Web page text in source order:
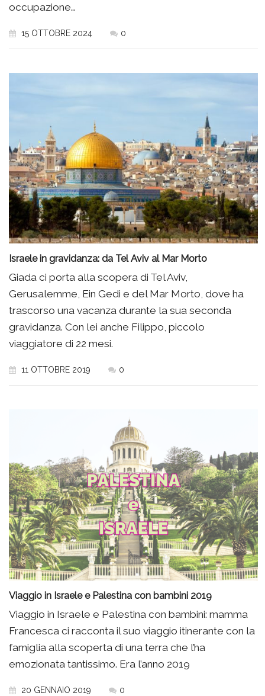
occupazione…
15 OTTOBRE 2024 0
Israele in gravidanza: da Tel Aviv al Mar Morto
Giada ci porta alla scopera di Tel Aviv,
Gerusalemme, Ein Gedi e del Mar Morto, dove ha
trascorso una vacanza durante la sua seconda
gravidanza. Con lei anche Filippo, piccolo
viaggiatore di 22 mesi.
11 OTTOBRE 2019 0
Viaggio in Israele e Palestina con bambini 2019
Viaggio in Israele e Palestina con bambini: mamma
Francesca ci racconta il suo viaggio itinerante con la
famiglia alla scoperta di una terra che l’ha
emozionata tantissimo. Era l’anno 2019
20 GENNAIO 2019 0